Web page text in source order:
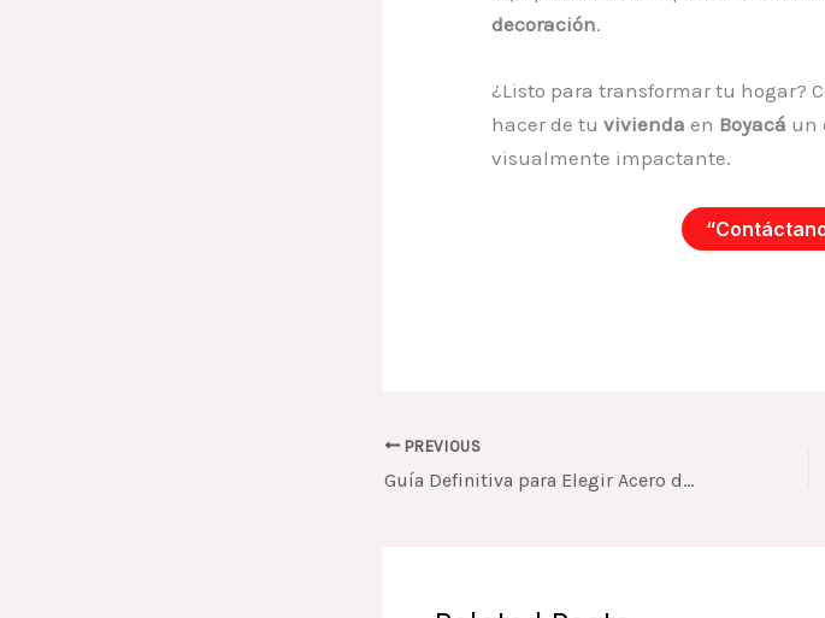
decoración.
¿Listo para transformar tu hogar?
hacer de tu vivienda en Boyacá un
visualmente impactante.
PREVIOUS
Guía Definitiva para Elegir Acero de Refuerzo y Concreto en la Construcción de Casas en Boyacá